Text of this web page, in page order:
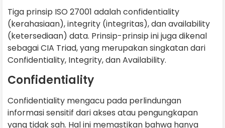
Tiga prinsip ISO 27001 adalah confidentiality
(kerahasiaan), integrity (integritas), dan availability
(ketersediaan) data. Prinsip-prinsip ini juga dikenal
sebagai CIA Triad, yang merupakan singkatan dari
Confidentiality, Integrity, dan Availability.
Confidentiality
Confidentiality mengacu pada perlindungan
informasi sensitif dari akses atau pengungkapan
yang tidak sah. Hal ini memastikan bahwa hanya